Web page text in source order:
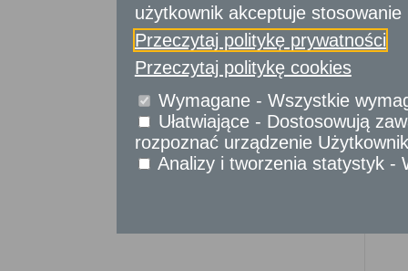
Usługi
dla instytucji,
urzędów
użytkownik akceptuje stosowanie
Przeczytaj politykę prywatności
Przeczytaj politykę cookies
Wymagane - Wszystkie
Ułatwiające - Dostosowują
rozpoznać urządzenie
Analizy i tworzenia statystyk -